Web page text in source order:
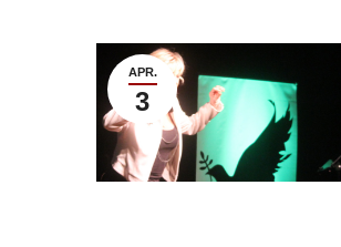
APR.
3